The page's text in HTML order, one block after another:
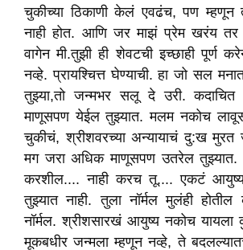
चुकीच्या ठिकाणी केलं एवढंच, पण म्हणून
नाही होत. आणि जर माझं प्रेम खरंय
वागेन मी.तुझी ही शेवटची इच्छाही पूर्ण
नव्हे. प्रायश्चित्त घेण्याची. हा जो सल
तुझ्या,तो जन्मभर सलू दे उरी.
माणूसपण येईल तुझ्यात. मलम नकोच
चुकीचं, श्रीशवरच्या अन्यायाचं दु:ख
मग जरा अधिक माणूसपण उतरेल तुझ्यात.
करशील.... नाही करच तू.... एकटं
तुझ्यात नाही. तुला नॉर्मल मुलंही होतील
नॉर्मल. श्रीशसारखं आयुष्य नकोच यायला
मूकबधीर जन्मला म्हणून नव्हे, ते